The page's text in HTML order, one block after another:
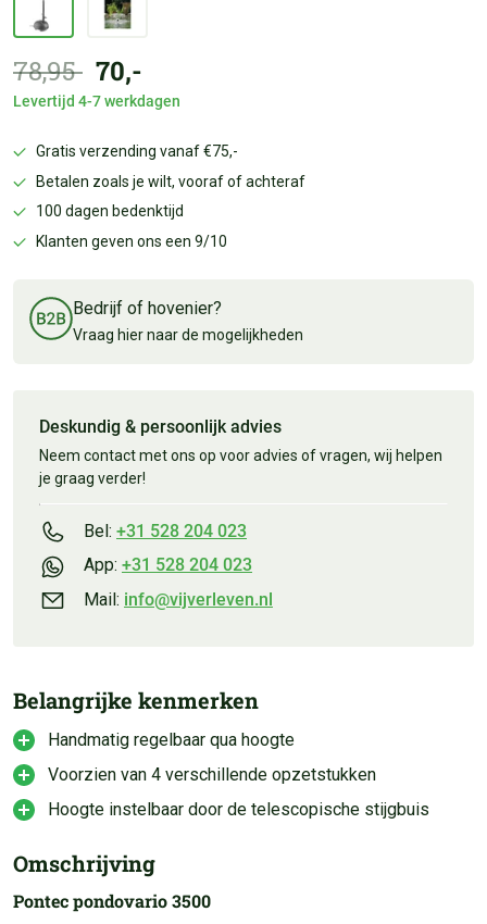
78,95 70,-
Levertijd 4-7 werkdagen
Gratis verzending vanaf €75,-
Betalen zoals je wilt, vooraf of achteraf
100 dagen bedenktijd
Klanten geven ons een 9/10
Bedrijf of hovenier?
Vraag hier naar de mogelijkheden
Deskundig & persoonlijk advies
Neem contact met ons op voor advies of vragen, wij helpen
je graag verder!
Bel: +31 528 204 023
App: +31 528 204 023
Mail: info@vijverleven.nl
Belangrijke kenmerken
Handmatig regelbaar qua hoogte
Voorzien van 4 verschillende opzetstukken
Hoogte instelbaar door de telescopische stijgbuis
Omschrijving
Pontec pondovario 3500